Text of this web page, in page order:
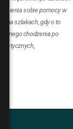
sobie pomocy w
na szlakach, gdy o to
chodzenia po